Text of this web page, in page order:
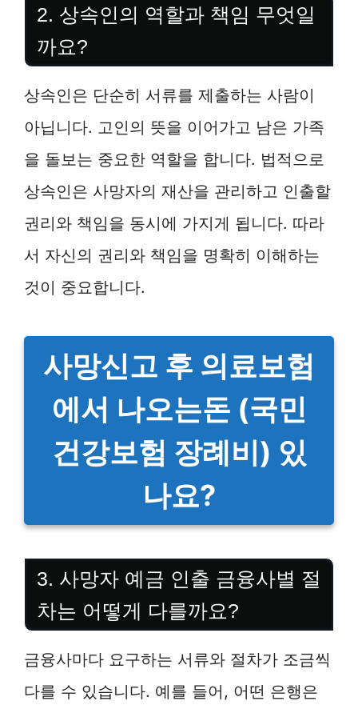
2. 상속인의 역할과 책임 무엇일
까요?
상속인은 단순히 서류를 제출하는 사람이
아닙니다. 고인의 뜻을 이어가고 남은 가족
을 돌보는 중요한 역할을 합니다. 법적으로
상속인은 사망자의 재산을 관리하고 인출할
권리와 책임을 동시에 가지게 됩니다. 따라
서 자신의 권리와 책임을 명확히 이해하는
것이 중요합니다.
사망신고 후 의료보험
에서 나오는돈 (국민
건강보험 장례비) 있
나요?
3. 사망자 예금 인출 금융사별 절
차는 어떻게 다를까요?
금융사마다 요구하는 서류와 절차가 조금씩
다를 수 있습니다. 예를 들어, 어떤 은행은